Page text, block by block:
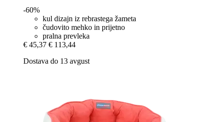
-60%
kul dizajn iz rebrastega žameta
čudovito mehko in prijetno
pralna prevleka
€ 45,37 € 113,44
Dostava do 13 avgust